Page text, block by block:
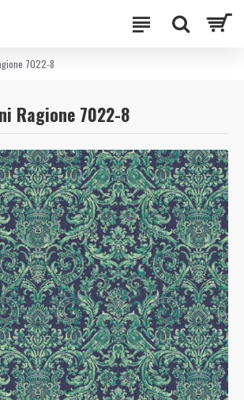
7022-8
Ragione 7022-8